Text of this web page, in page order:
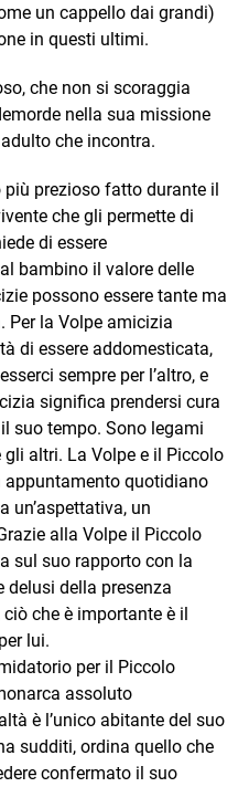
un cappello dai grandi)
in questi ultimi.
che non si scoraggia
nella sua missione
che incontra.
più prezioso fatto durante il
che gli permette di
di essere
bambino il valore delle
possono essere tante ma
Per la Volpe amicizia
di essere addomesticata,
sempre per l’altro, e
significa prendersi cura
suo tempo. Sono legami
altri. La Volpe e il Piccolo
appuntamento quotidiano
un’aspettativa, un
alla Volpe il Piccolo
sul suo rapporto con la
delusi della presenza
ciò che è importante è il
lui.
per il Piccolo
assoluto
è l’unico abitante del suo
sudditi, ordina quello che
confermato il suo